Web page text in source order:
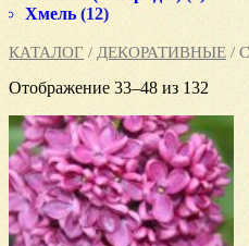
КАТАЛОГ / ДЕКОРАТИВНЫЕ /
Отображение 33–48 из 132
Хмель (12)